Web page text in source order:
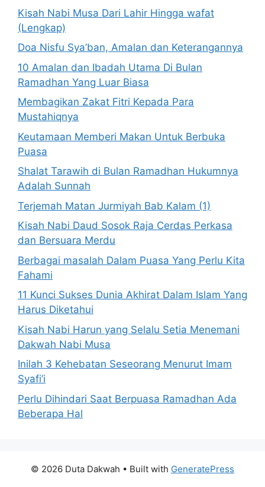
Kisah Nabi Musa Dari Lahir Hingga wafat
(Lengkap)
Doa Nisfu Sya’ban, Amalan dan Keterangannya
10 Amalan dan Ibadah Utama Di Bulan
Ramadhan Yang Luar Biasa
Membagikan Zakat Fitri Kepada Para
Mustahiqnya
Keutamaan Memberi Makan Untuk Berbuka
Puasa
Shalat Tarawih di Bulan Ramadhan Hukumnya
Adalah Sunnah
Terjemah Matan Jurmiyah Bab Kalam (1)
Kisah Nabi Daud Sosok Raja Cerdas Perkasa
dan Bersuara Merdu
Berbagai masalah Dalam Puasa Yang Perlu Kita
Fahami
11 Kunci Sukses Dunia Akhirat Dalam Islam Yang
Harus Diketahui
Kisah Nabi Harun yang Selalu Setia Menemani
Dakwah Nabi Musa
Inilah 3 Kehebatan Seseorang Menurut Imam
Syafi’i
Perlu Dihindari Saat Berpuasa Ramadhan Ada
Beberapa Hal
© 2026 Duta Dakwah • Built with GeneratePress